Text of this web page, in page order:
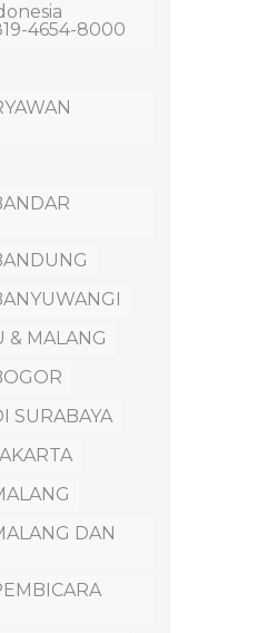
4654-8000
& MALANG
SURABAYA
DAN